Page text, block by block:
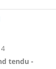
tendu -